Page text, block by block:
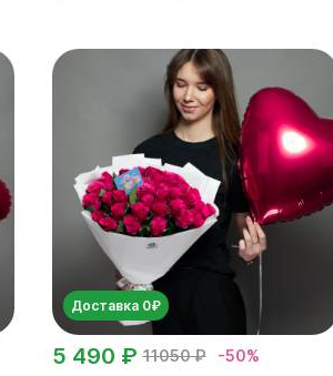
Доставка 0₽
11050 ₽ -50%
5 490 ₽